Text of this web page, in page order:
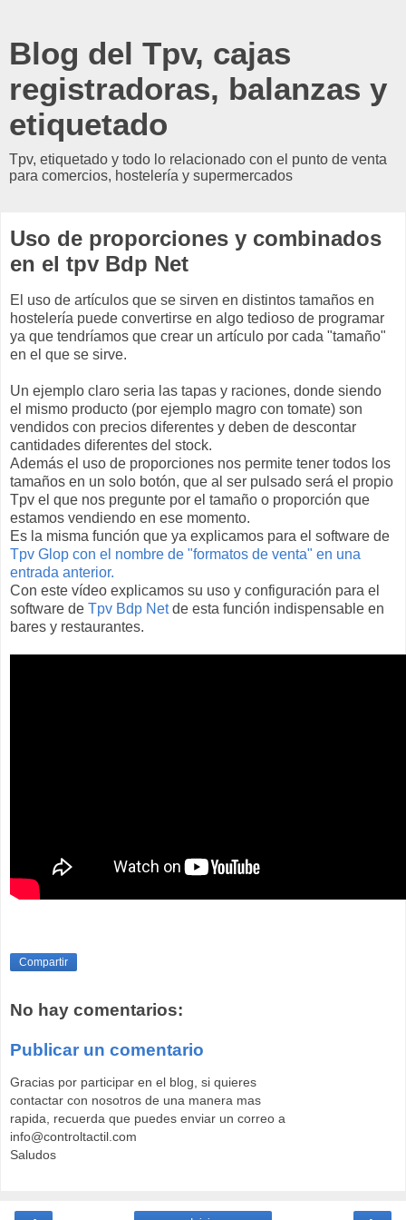
Blog del Tpv, cajas
registradoras, balanzas y
etiquetado
Tpv, etiquetado y todo lo relacionado con el punto de venta
para comercios, hostelería y supermercados
Uso de proporciones y combinados
en el tpv Bdp Net
El uso de artículos que se sirven en distintos tamaños en
hostelería puede convertirse en algo tedioso de programar
ya que tendríamos que crear un artículo por cada "tamaño"
en el que se sirve.
Un ejemplo claro seria las tapas y raciones, donde siendo
el mismo producto (por ejemplo magro con tomate) son
vendidos con precios diferentes y deben de descontar
cantidades diferentes del stock.
Además el uso de proporciones nos permite tener todos los
tamaños en un solo botón, que al ser pulsado será el propio
Tpv el que nos pregunte por el tamaño o proporción que
estamos vendiendo en ese momento.
Es la misma función que ya explicamos para el software de
Tpv Glop con el nombre de "formatos de venta" en una
entrada anterior.
Con este vídeo explicamos su uso y configuración para el
software de Tpv Bdp Netde esta función indispensable en
bares y restaurantes.
Compartir
No hay comentarios:
Publicar un comentario
Gracias por participar en el blog, si quieres
contactar con nosotros de una manera mas
rapida, recuerda que puedes enviar un correo a
info@controltactil.com
Saludos